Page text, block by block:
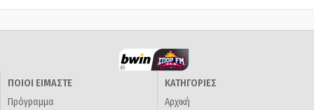
ΠΟΙΟΙ ΕΙΜΑΣΤΕ
Πρόγραμμα
ΚΑΤΗΓΟΡΙΕΣ
Αρχική